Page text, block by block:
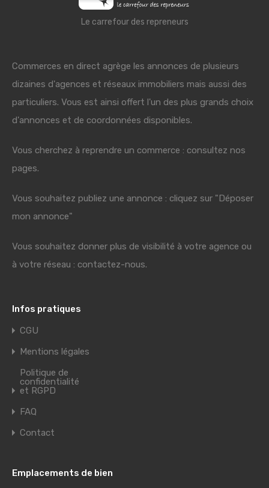
Le carrefour des repreneurs
Commerces en direct agrège les annonces de plusieurs
dizaines d'agences et réseaux immobiliers mais aussi des
particuliers. Vous est ainsi offert l'un des plus grands choix
d'annonces et de coordonnées disponibles.
Vous cherchez à reprendre un commerce : consultez nos
pages.
Vous souhaitez publiez une annonce : cliquez sur "Déposer
mon annonce"
Vous souhaitez donner plus de visibilité à votre agence ou
à votre réseau : contactez-nous.
Infos pratiques
CGU
Mentions légales
Politique de
confidentialité
et RGPD
FAQ
Contact
Emplacements de bien